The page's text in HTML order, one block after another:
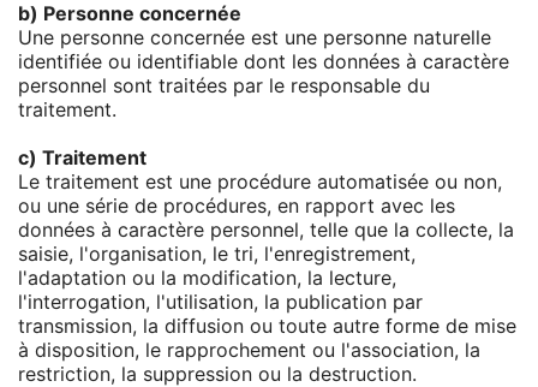
b) Personne concernée
Une personne concernée est une personne naturelle
identifiée ou identifiable dont les données à caractère
personnel sont traitées par le responsable du
traitement.
c) Traitement
Le traitement est une procédure automatisée ou non,
ou une série de procédures, en rapport avec les
données à caractère personnel, telle que la collecte, la
saisie, l'organisation, le tri, l'enregistrement,
l'adaptation ou la modification, la lecture,
l'interrogation, l'utilisation, la publication par
transmission, la diffusion ou toute autre forme de mise
à disposition, le rapprochement ou l'association, la
restriction, la suppression ou la destruction.